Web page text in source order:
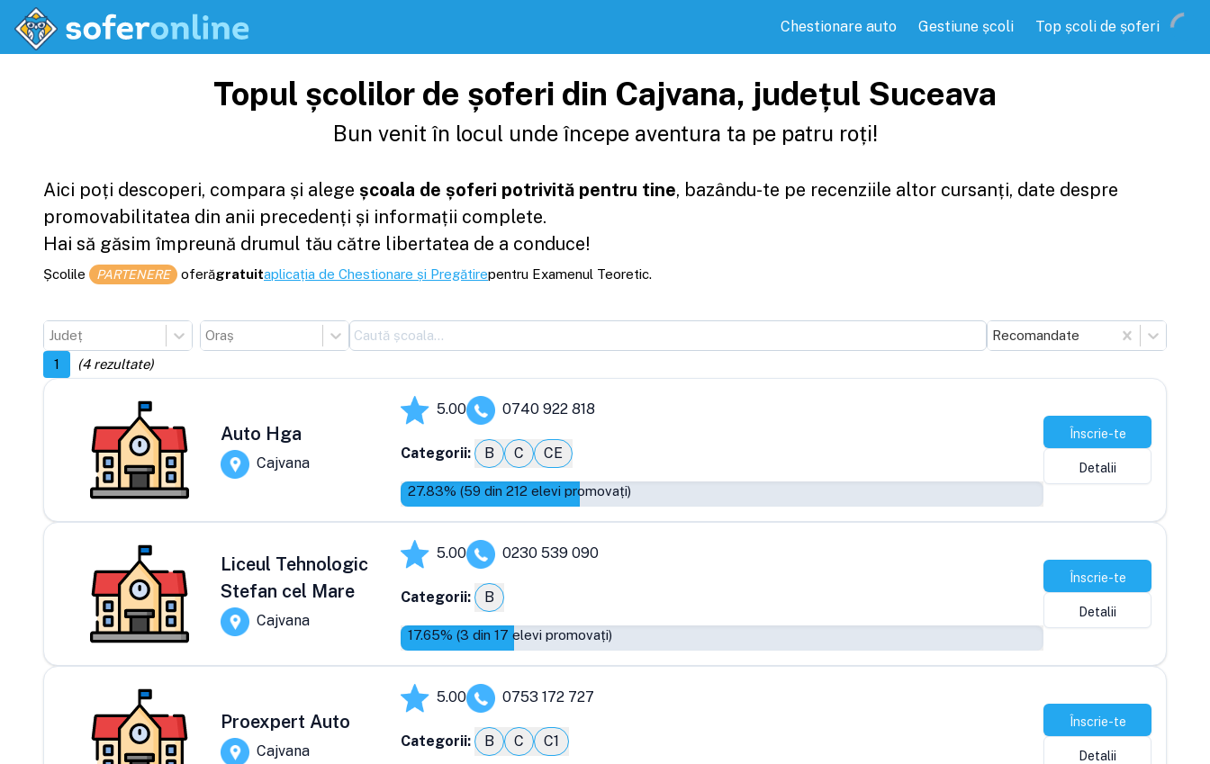
Chestionare auto Gestiune școli Top școli de șoferi
Topul școlilor de șoferi din Cajvana, județul Suceava
Bun venit în locul unde începe aventura ta pe patru roți!
Aici poți descoperi, compara și alege școala de șoferi potrivită pentru tine, bazându-te pe recenziile altor cursanți, date despre
promovabilitatea din anii precedenți și informații complete.
Hai să găsim împreună drumul tău către libertatea de a conduce!
Școlile PARTENERE oferăgratuitaplicația de Chestionare și Pregătirepentru Examenul Teoretic.
Județ Oraș
Recomandate
1
(4rezultate)
Auto Hga
Cajvana
5.00 0740 922 818
Categorii: B C CE
27.83% (59 din 212 elevi promovați)
Înscrie-te
Detalii
Liceul Tehnologic
Stefan cel Mare
Cajvana
5.00 0230 539 090
Categorii: B
17.65% (3 din 17 elevi promovați)
Înscrie-te
Detalii
Proexpert Auto
Cajvana
5.00 0753 172 727
Categorii: B C C1
Înscrie-te
Detalii